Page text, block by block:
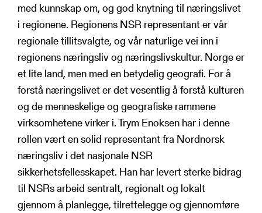
med kunnskap om, og god knytning til næringslivet
i regionene. Regionens NSR representant er vår
regionale tillitsvalgte, og vår naturlige vei inn i
regionens næringsliv og næringslivskultur. Norge er
et lite land, men med en betydelig geografi. For å
forstå næringslivet er det vesentlig å forstå kulturen
og de menneskelige og geografiske rammene
virksomhetene virker i. Trym Enoksen har i denne
rollen vært en solid representant fra Nordnorsk
næringsliv i det nasjonale NSR
sikkerhetsfellesskapet. Han har levert sterke bidrag
til NSRs arbeid sentralt, regionalt og lokalt
gjennom å planlegge, tilrettelegge og gjennomføre